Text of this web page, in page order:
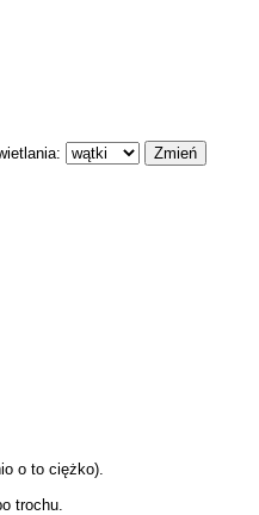
o to ciężko).
trochu.